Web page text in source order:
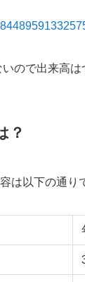
ので出来高は
？
は以下の通り